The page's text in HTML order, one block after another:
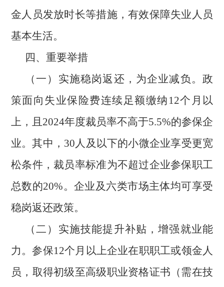
金人员发放时长等措施，有效保障失业人员
基本生活。
四、重要举措
（一）实施稳岗返还，为企业减负。政
策面向失业保险费连续足额缴纳12个月以
上，且2024年度裁员率不高于5.5%的参保企
业。其中，30人及以下的小微企业享受更宽
松条件，裁员率标准为不超过企业参保职工
总数的20%。企业及六类市场主体均可享受
稳岗返还政策。
（二）实施技能提升补贴，增强就业能
力。参保12个月以上企业在职职工或领金人
员，取得初级至高级职业资格证书（需在技